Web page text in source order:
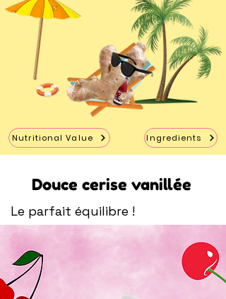
Nutritional Value Ingredients
Douce cerise vanillée
Le parfait équilibre !